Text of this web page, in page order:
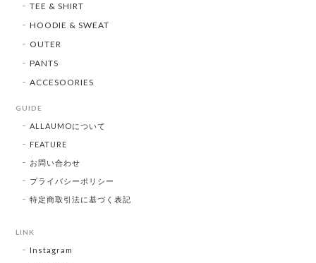
TEE & SHIRT
HOODIE & SWEAT
OUTER
PANTS
ACCESOORIES
GUIDE
ALLAUMOについて
FEATURE
お問い合わせ
プライバシーポリシー
特定商取引法に基づく表記
LINK
Instagram